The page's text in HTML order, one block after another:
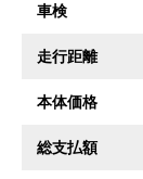
車検
走行距離
本体価格
総支払額